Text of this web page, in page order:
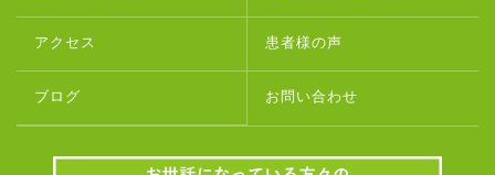
アクセス 患者様の声
ブログ お問い合わせ